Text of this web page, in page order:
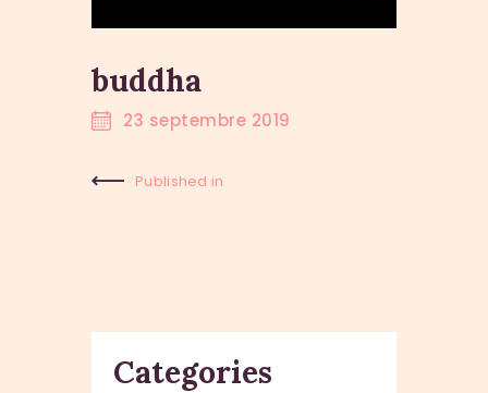
buddha
23 septembre 2019
Published in
Categories